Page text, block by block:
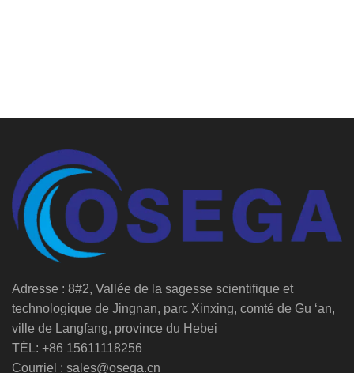
Adresse : 8#2, Vallée de la sagesse scientifique et
technologique de Jingnan, parc Xinxing, comté de Gu ‘an,
ville de Langfang, province du Hebei
TÉL: +86 15611118256
Courriel : sales@osega.cn